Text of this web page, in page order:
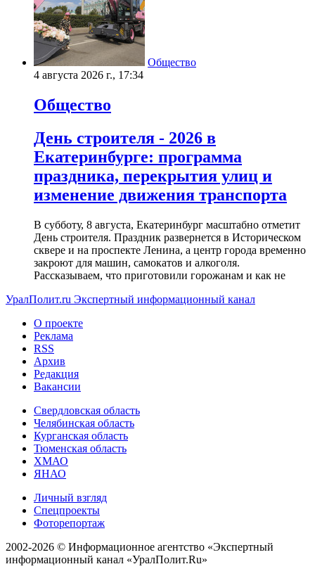
Общество
4 августа 2026 г., 17:34
Общество
День строителя - 2026 в
Екатеринбурге: программа
праздника, перекрытия улиц и
изменение движения транспорта
В субботу, 8 августа, Екатеринбург масштабно отметит
День строителя. Праздник развернется в Историческом
сквере и на проспекте Ленина, а центр города временно
закроют для машин, самокатов и алкоголя.
Рассказываем, что приготовили горожанам и как не
УралПолит.ru Экспертный информационный канал
О проекте
Реклама
RSS
Архив
Редакция
Вакансии
Свердловская область
Челябинская область
Курганская область
Тюменская область
ХМАО
ЯНАО
Личный взгляд
Спецпроекты
Фоторепортаж
2002-2026 © Информационное агентство «Экспертный
информационный канал «УралПолит.Ru»